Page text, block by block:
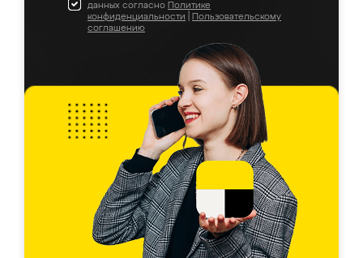
данных согласно Политике
конфиденциальности
Пользовательскому
соглашению